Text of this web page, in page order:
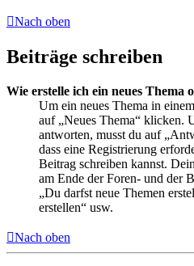
Nach oben
Beiträge schreiben
Wie erstelle ich ein neues Thema
Um ein neues Thema in
auf „Neues Thema“ klicken.
antworten, musst du auf
dass eine Registrierung
Beitrag schreiben kannst.
am Ende der Foren- und der
„Du darfst neue Themen
erstellen“ usw.
Nach oben